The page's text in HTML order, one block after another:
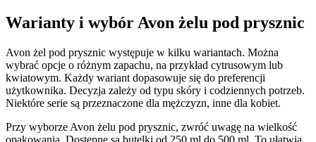
Warianty i wybór Avon żelu pod prysznic
Avon żel pod prysznic występuje w kilku wariantach. Można
wybrać opcje o różnym zapachu, na przykład cytrusowym lub
kwiatowym. Każdy wariant dopasowuje się do preferencji
użytkownika. Decyzja zależy od typu skóry i codziennych potrzeb.
Niektóre serie są przeznaczone dla mężczyzn, inne dla kobiet.
Przy wyborze Avon żelu pod prysznic, zwróć uwagę na wielkość
opakowania. Dostępne są butelki od 250 ml do 500 ml. To ułatwia